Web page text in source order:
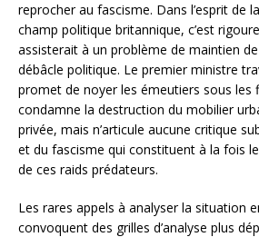
reprocher au fascisme. Dans l’esprit de
champ politique britannique, c’est
assisterait à un problème de maintien
débâcle politique. Le premier ministre
promet de noyer les émeutiers sous les
condamne la destruction du mobilier
privée, mais n’articule aucune critique
et du fascisme qui constituent à la fois
de ces raids prédateurs.
Les rares appels à analyser la situation
convoquent des grilles d’analyse plus